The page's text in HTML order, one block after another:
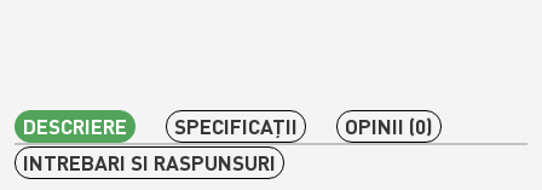
DESCRIERE SPECIFICAŢII
OPINII (0)
INTREBARI SI RASPUNSURI